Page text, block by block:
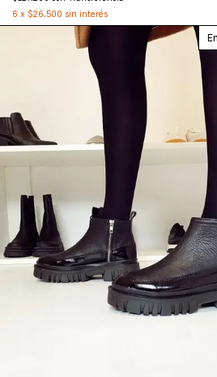
6 x $26.500 sin interés